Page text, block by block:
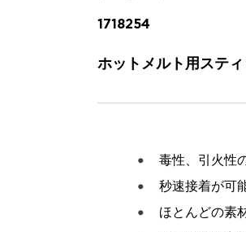
1718254
ホットメルト用ステ
毒性、引火性
秒速接着が可
ほとんどの素